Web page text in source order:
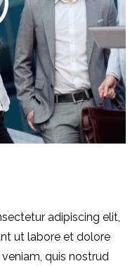
adipiscing elit,
ut labore et dolore
quis nostrud